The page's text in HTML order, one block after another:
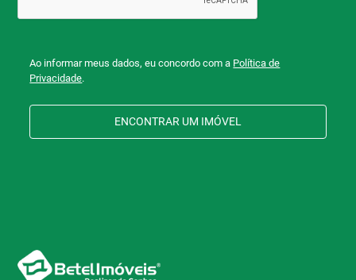
Ao informar meus dados, eu concordo com a Política de
Privacidade.
ENCONTRAR UM IMÓVEL